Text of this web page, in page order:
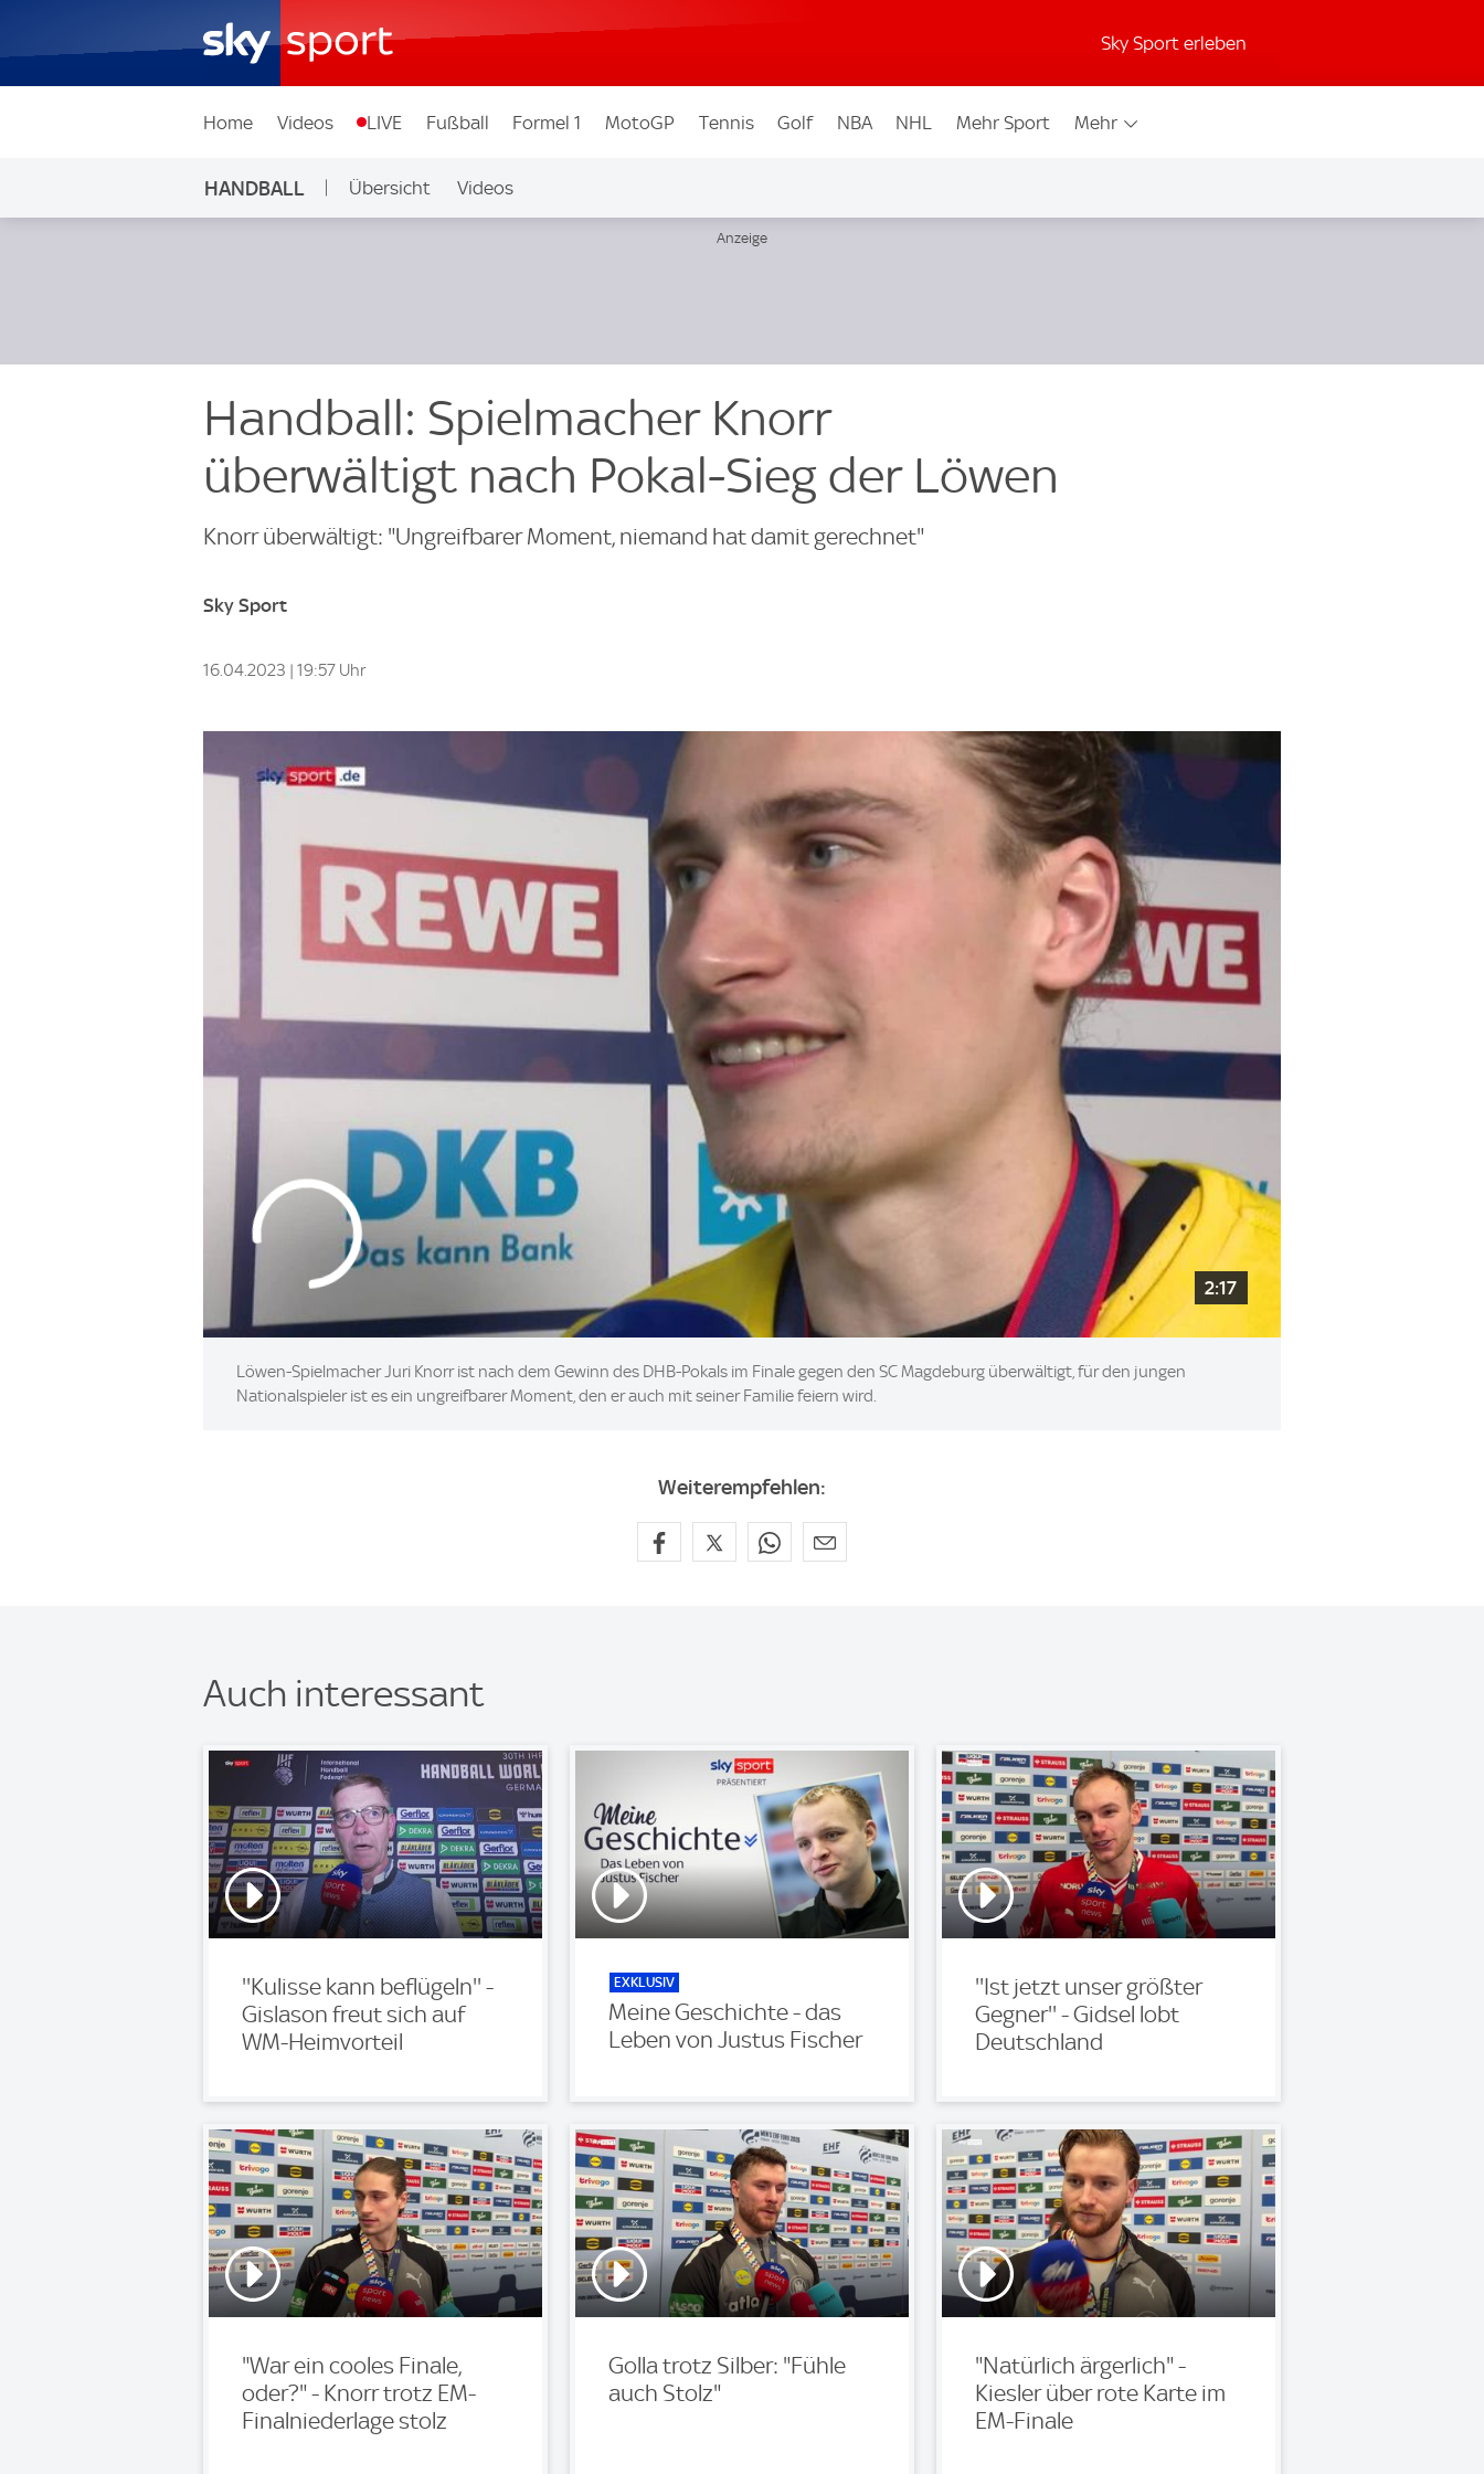
Sky Sport erleben
Home Videos LIVE Fußball Formel 1 MotoGP Tennis Golf NBA NHL Mehr Sport Mehr
HANDBALL Übersicht Videos
Handball: Spielmacher Knorr
überwältigt nach Pokal-Sieg der Löwen
Knorr überwältigt: "Ungreifbarer Moment, niemand hat damit gerechnet"
Sky Sport
16.04.2023 | 19:57 Uhr
2:17
Löwen-Spielmacher Juri Knorr ist nach dem Gewinn des DHB-Pokals im Finale gegen den SC Magdeburg überwältigt, für den jungen
Nationalspieler ist es ein ungreifbarer Moment, den er auch mit seiner Familie feiern wird.
Weiterempfehlen:
Auch interessant
''Kulisse kann beflügeln'' -
Gislason freut sich auf
WM-Heimvorteil
EXKLUSIV
Meine Geschichte - das
Leben von Justus Fischer
''Ist jetzt unser größter
Gegner'' - Gidsel lobt
Deutschland
"War ein cooles Finale,
oder?" - Knorr trotz EM-
Finalniederlage stolz
Golla trotz Silber: "Fühle
auch Stolz"
"Natürlich ärgerlich" -
Kiesler über rote Karte im
EM-Finale